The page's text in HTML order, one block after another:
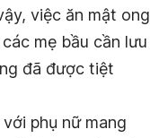
việc ăn mật ong
mẹ bầu cần lưu
đã được tiệt
phụ nữ mang